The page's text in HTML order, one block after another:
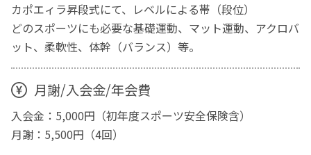
カポエィラ昇段式にて、レベルによる帯（段位）
どのスポーツにも必要な基礎運動、マット運動、アクロバ
ット、柔軟性、体幹（バランス）等。
月謝/入会金/年会費
入会金：5,000円（初年度スポーツ安全保険含）
月謝：5,500円（4回）